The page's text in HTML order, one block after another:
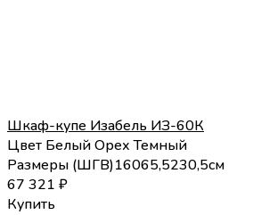
Шкаф-купе Изабель ИЗ-60К
Цвет БелыйОрех Темный
Размеры (ШГВ)16065,5230,5см
67 321 ₽
Купить